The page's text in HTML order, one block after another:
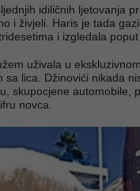
idiličnih ljetovanja
i živjeli. Haris je tada
i izgledala poput
uživala u
sa lica. Džinovići nikada
skupocjene automobile,
novca.